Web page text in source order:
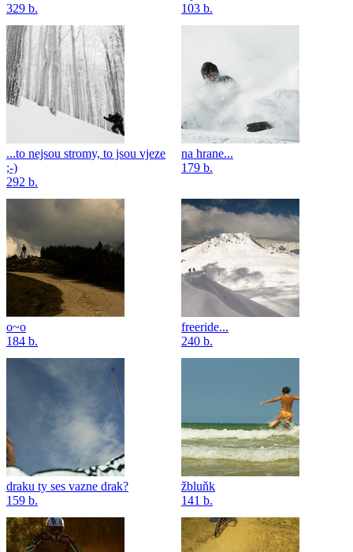
329 b.
103 b.
...to nejsou stromy, to jsou vjeze
;-)
292 b.
na hrane...
179 b.
o~o
184 b.
freeride...
240 b.
draku ty ses vazne drak?
159 b.
žbluňk
141 b.